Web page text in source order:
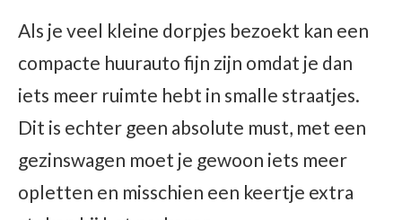
Als je veel kleine dorpjes bezoekt kan een
compacte huurauto fijn zijn omdat je dan
iets meer ruimte hebt in smalle straatjes.
Dit is echter geen absolute must, met een
gezinswagen moet je gewoon iets meer
opletten en misschien een keertje extra